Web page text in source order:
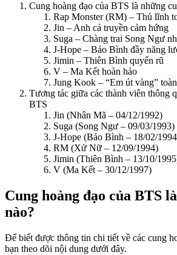
Cung hoàng đạo của BTS là những
Rap Monster (RM) – Thủ lĩnh
Jin – Anh cả truyền cảm hứng
Suga – Chàng trai Song Ngư
J-Hope – Bảo Bình đầy năng
Jimin – Thiên Bình quyến rũ
V – Ma Kết hoàn hảo
Jung Kook – “Em út vàng”
Tương tác giữa các thành viên thông
BTS
Jin (Nhân Mã – 04/12/1992)
Suga (Song Ngư – 09/03/1993)
J-Hope (Bảo Bình – 18/02/
RM (Xử Nữ – 12/09/1994)
Jimin (Thiên Bình – 13/10/
V (Ma Kết – 30/12/1997)
Cung hoàng đạo của BTS
nào?
Để biết được thông tin chi tiết về các cung
bạn theo dõi nội dung dưới đây.